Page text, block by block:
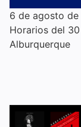
6 de agosto
Horarios del
Alburquerque